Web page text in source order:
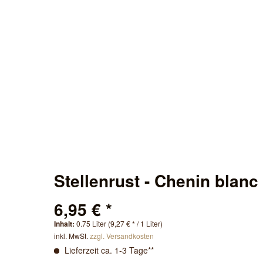
Stellenrust - Chenin blanc
6,95 € *
Inhalt: 0.75 Liter (9,27 € * / 1 Liter)
inkl. MwSt. zzgl. Versandkosten
Lieferzeit ca. 1-3 Tage**